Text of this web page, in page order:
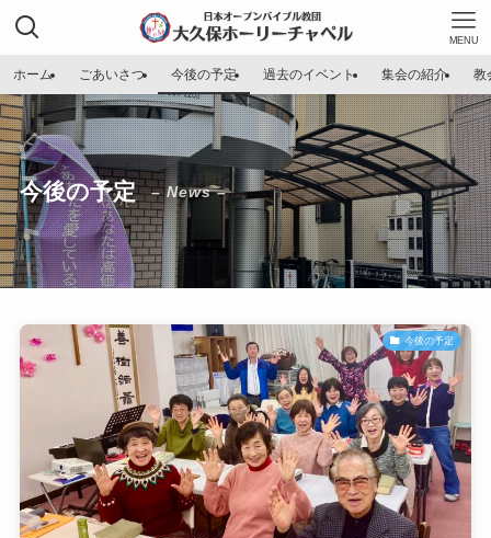
MENU
ホーム ごあいさつ 今後の予定 過去のイベント 集会の紹介 教
今後の予定 – News –
今後の予定